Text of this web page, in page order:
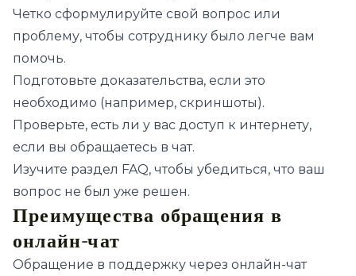
Четко сформулируйте свой вопрос или
проблему, чтобы сотруднику было легче вам
помочь.
Подготовьте доказательства, если это
необходимо (например, скриншоты).
Проверьте, есть ли у вас доступ к интернету,
если вы обращаетесь в чат.
Изучите раздел FAQ, чтобы убедиться, что ваш
вопрос не был уже решен.
Преимущества обращения в
онлайн-чат
Обращение в поддержку через онлайн-чат